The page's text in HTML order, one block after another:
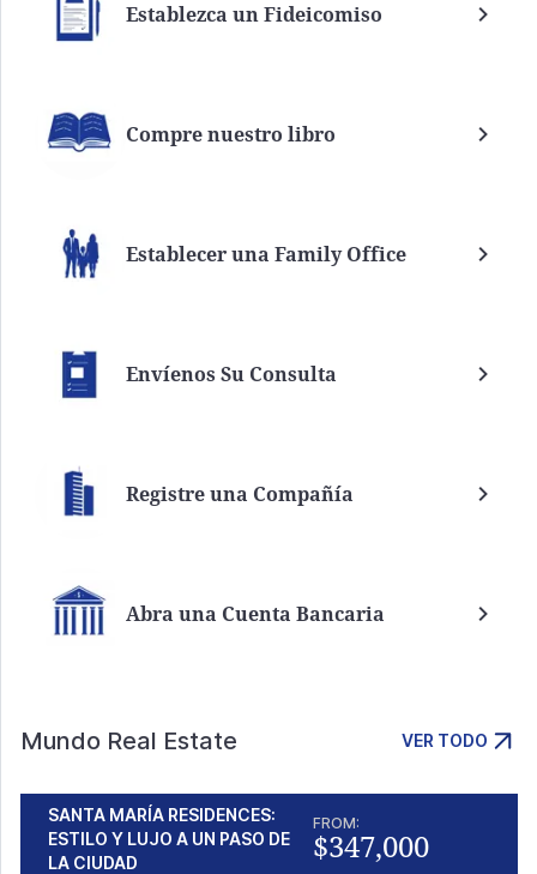
Establezca un Fideicomiso
Compre nuestro libro
Establecer una Family Office
Envíenos Su Consulta
Registre una Compañía
Abra una Cuenta Bancaria
Mundo Real Estate VER TODO
SANTA MARÍA RESIDENCES:
ESTILO Y LUJO A UN PASO DE
LA CIUDAD
FROM:
$347,000